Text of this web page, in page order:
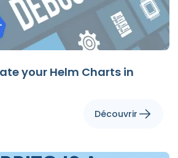
your Helm Charts in
Découvrir